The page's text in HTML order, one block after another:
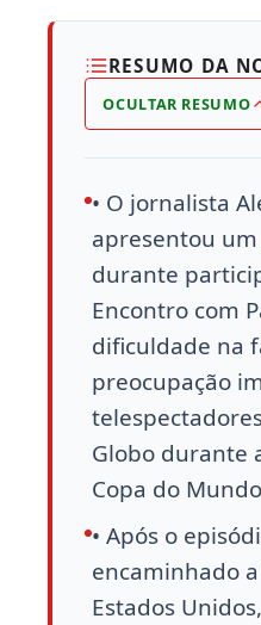
RESUMO DA
OCULTAR RESUMO
• O jornalista
apresentou
durante
Encontro com
dificuldade na
preocupação
Globo durante
Copa do
• Após o
encaminhado
Estados